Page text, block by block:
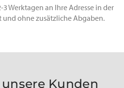
Werktagen an Ihre Adresse in der
und ohne zusätzliche Abgaben.
Kunden